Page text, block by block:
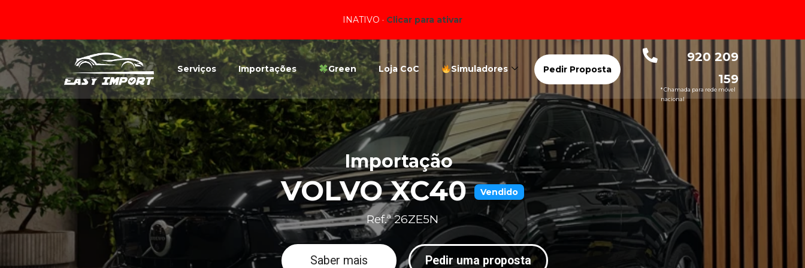
INATIVO · Clicar para ativar
Serviços Importações Green Loja CoC Simuladores Pedir Proposta
920 209
159
* Chamada para rede móvel
nacional
Importação
VOLVO XC40 Vendido
Ref.ª 26ZE5N
Saber mais Pedir uma proposta